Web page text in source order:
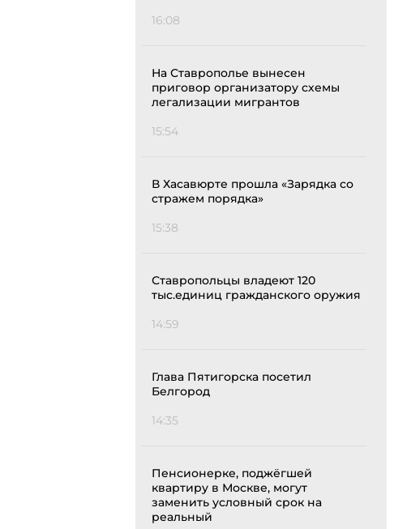
16:08
На Ставрополье вынесен
приговор организатору схемы
легализации мигрантов
15:54
В Хасавюрте прошла «Зарядка со
стражем порядка»
15:38
Ставропольцы владеют 120
тыс.единиц гражданского оружия
14:59
Глава Пятигорска посетил
Белгород
14:35
Пенсионерке, поджёгшей
квартиру в Москве, могут
заменить условный срок на
реальный